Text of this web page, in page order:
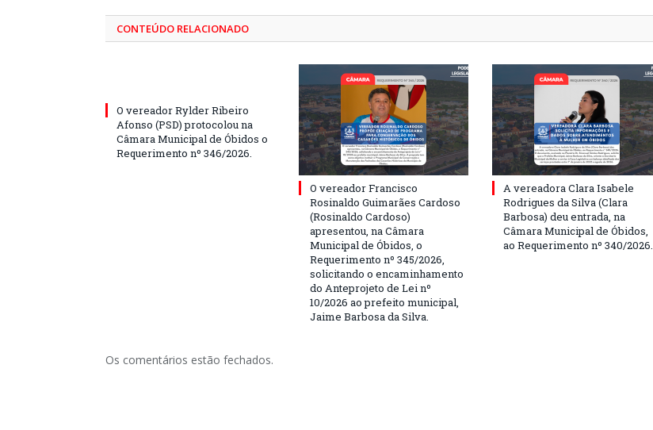
CONTEÚDO RELACIONADO
O vereador Rylder Ribeiro
Afonso (PSD) protocolou na
Câmara Municipal de Óbidos o
Requerimento nº 346/2026.
O vereador Francisco
Rosinaldo Guimarães Cardoso
(Rosinaldo Cardoso)
apresentou, na Câmara
Municipal de Óbidos, o
Requerimento nº 345/2026,
solicitando o encaminhamento
do Anteprojeto de Lei nº
10/2026 ao prefeito municipal,
Jaime Barbosa da Silva.
A vereadora Clara Isabele
Rodrigues da Silva (Clara
Barbosa) deu entrada, na
Câmara Municipal de Óbidos,
ao Requerimento nº 340/2026.
Os comentários estão fechados.